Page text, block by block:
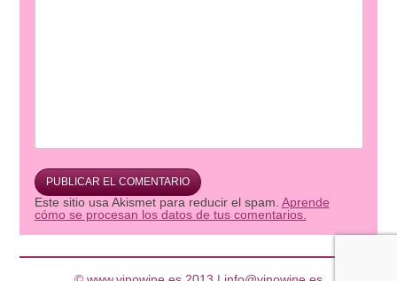
Este sitio usa Akismet para reducir el spam. Aprende
cómo se procesan los datos de tus comentarios.